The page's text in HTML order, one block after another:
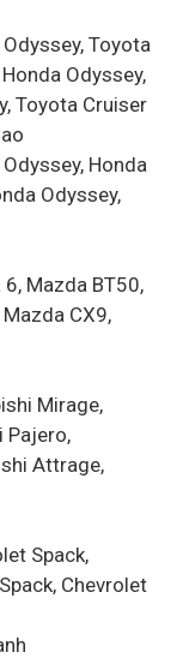
Toyota
Odyssey,
Toyota Cruiser
Honda
Odyssey,
Mazda BT50,
CX9,
Mirage,
Pajero,
Attrage,
Spack,
Chevrolet